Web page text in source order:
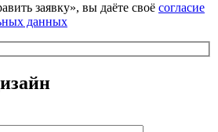
заявку», вы даёте своё согласие
данных